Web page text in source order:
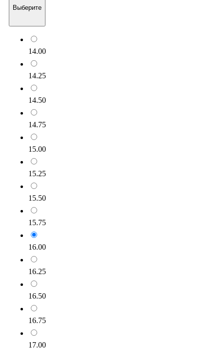
Выберите
14.00
14.25
14.50
14.75
15.00
15.25
15.50
15.75
16.00
16.25
16.50
16.75
17.00